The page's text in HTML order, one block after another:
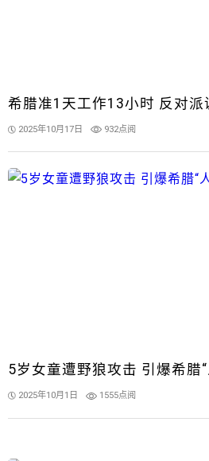
希腊准1天工作13小时 反对派
2025年10月17日 932点阅
5岁女童遭野狼攻击 引爆希腊
2025年10月1日 1555点阅